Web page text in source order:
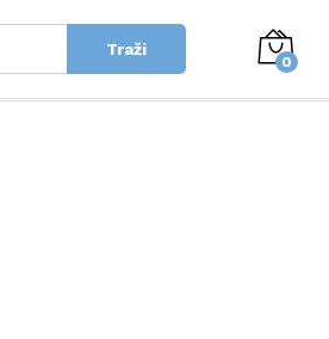
Traži
0